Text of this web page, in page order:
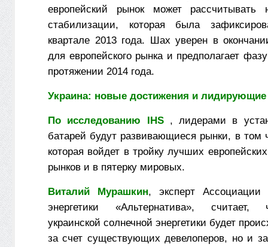
европейский рынок может рассчитывать
стабилизации, которая была
квартале 2013 года. Шах уверен в
для европейского рынка и предполагает
протяжении 2014 года.
Украина: новые достижения и лидирующие
По исследованию IHS, лидерами в
батарей будут развивающиеся рынки, в том
которая войдет в тройку лучших
рынков и в пятерку мировых.
Виталий Мурашкин, эксперт Ассоциации
энергетики «Альтернатива», считает,
украинской солнечной энергетики будет
за счет существующих девелоперов, но и